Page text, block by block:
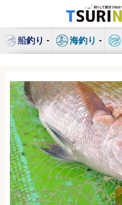
ン
船釣り 海釣り